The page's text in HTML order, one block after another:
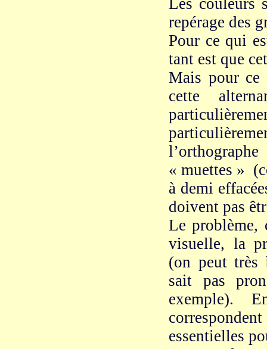
repérage des
Pour ce qui
tant est que
Mais pour ce
cette
« muettes »
à demi
doivent pas
Le problème,
visuelle, la
(on peut très
sait pas
exemple).
essentielles